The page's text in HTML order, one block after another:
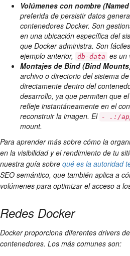
Volúmenes con nombre
preferida de persistir datos
contenedores Docker. Son
en una ubicación específica del
que Docker administra. Son
ejemplo anterior, db-data es un
Montajes de Bind (Bind
archivo o directorio del sistema
directamente dentro del
desarrollo, ya que permiten que
refleje instantáneamente en el
reconstruir la imagen. El - .:/
mount.
Para aprender más sobre cómo la
en la visibilidad y el rendimiento de tu
nuestra guía sobre qué es la autoridad
SEO semántico, que también aplica a
volúmenes para optimizar el acceso a
Redes Docker
Docker proporciona diferentes drivers
contenedores. Los más comunes son: